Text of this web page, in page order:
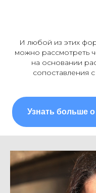
И любой из этих
можно рассмотреть
на основании
сопоставления
Узнать больше